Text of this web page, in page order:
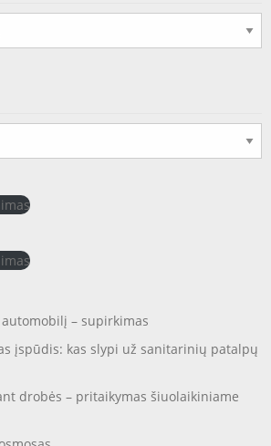
– supirkimas
įspūdis: kas slypi už sanitarinių patalpų
drobės – pritaikymas šiuolaikiniame